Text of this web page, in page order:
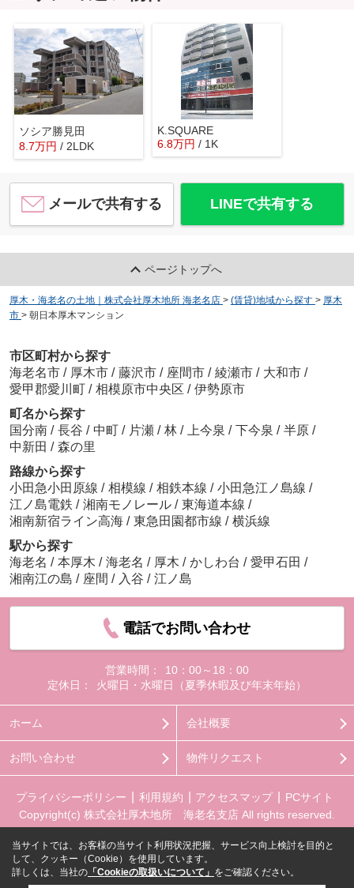
ソシア勝見田
8.7万円 / 2LDK
K.SQUARE
6.8万円 / 1K
メールで共有する LINEで共有する
ページトップへ
厚木・海老名の土地｜株式会社厚木地所 海老名店 > (賃貸)地域から探す > 厚木
市 > 朝日本厚木マンション
市区町村から探す
海老名市 / 厚木市 / 藤沢市 / 座間市 / 綾瀬市 / 大和市 /
愛甲郡愛川町 / 相模原市中央区 / 伊勢原市
町名から探す
国分南 / 長谷 / 中町 / 片瀬 / 林 / 上今泉 / 下今泉 / 半原 /
中新田 / 森の里
路線から探す
小田急小田原線 / 相模線 / 相鉄本線 / 小田急江ノ島線 /
江ノ島電鉄 / 湘南モノレール / 東海道本線 /
湘南新宿ライン高海 / 東急田園都市線 / 横浜線
駅から探す
海老名 / 本厚木 / 海老名 / 厚木 / かしわ台 / 愛甲石田 /
湘南江の島 / 座間 / 入谷 / 江ノ島
電話でお問い合わせ
営業時間：
10：00～18：00
定休日：
火曜日・水曜日（夏季休暇及び年末年始）
ホーム 会社概要
お問い合わせ 物件リクエスト
プライバシーポリシー 利用規約 アクセスマップ
PCサイト
Copyright(c) 株式会社厚木地所 海老名支店 All rights reserved.
当サイトでは、お客様の当サイト利用状況把握、サービス向上検討を目的と
して、クッキー（Cookie）を使用しています。
詳しくは、当社の 「Cookieの取扱いについて」 をご確認ください。